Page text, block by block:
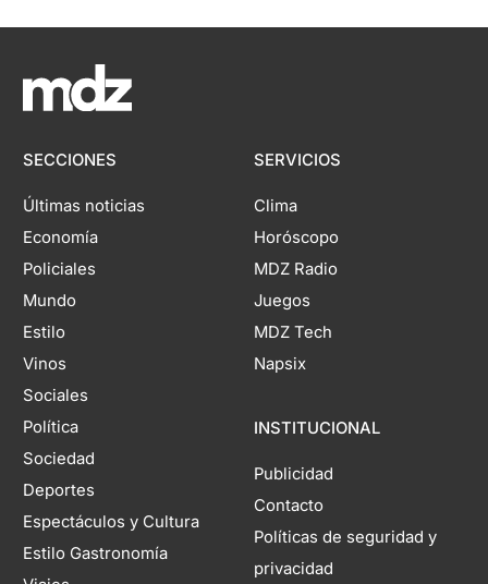
SECCIONES
Últimas noticias
Economía
Policiales
Mundo
Estilo
Vinos
Sociales
Política
Sociedad
Deportes
Espectáculos y Cultura
Estilo Gastronomía
SERVICIOS
Clima
Horóscopo
MDZ Radio
Juegos
MDZ Tech
Napsix
INSTITUCIONAL
Publicidad
Contacto
Políticas de seguridad y
privacidad